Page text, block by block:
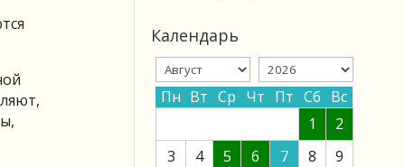
Календарь
Пн Вт Ср Чт Пт Сб Вс
1
2
3
4 5 6 7 8
9